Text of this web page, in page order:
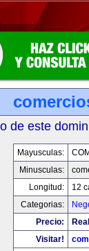
de este
Mayusculas:
Minusculas:
Longitud:
12
Categorias:
Precio:
Visitar!